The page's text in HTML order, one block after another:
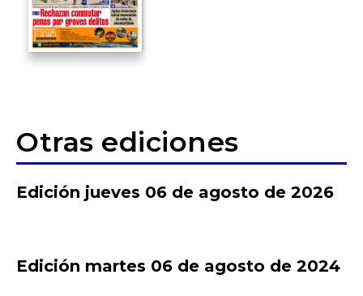
Otras ediciones
Edición jueves 06 de agosto de 2026
Edición martes 06 de agosto de 2024